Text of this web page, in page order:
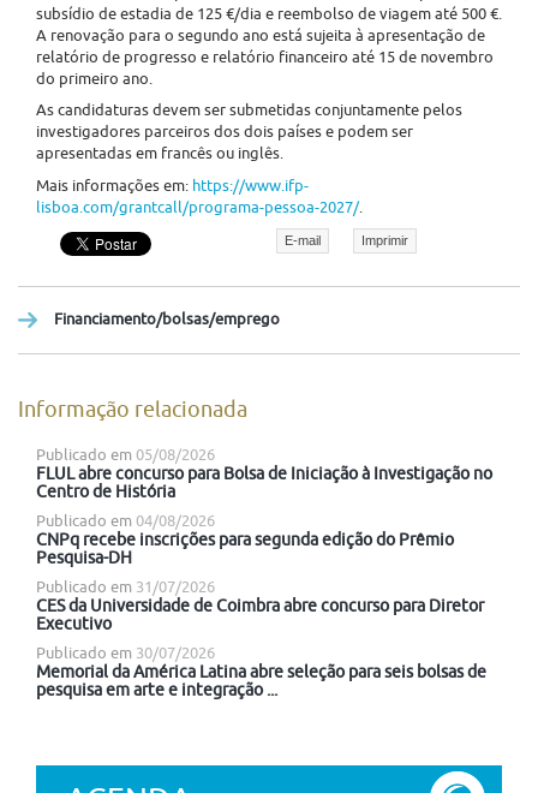
subsídio de estadia de 125 €/dia e reembolso de viagem até 500 €.
A renovação para o segundo ano está sujeita à apresentação de
relatório de progresso e relatório financeiro até 15 de novembro
do primeiro ano.
As candidaturas devem ser submetidas conjuntamente pelos
investigadores parceiros dos dois países e podem ser
apresentadas em francês ou inglês.
Mais informações em: https://www.ifp-
lisboa.com/grantcall/programa-pessoa-2027/.
E-mail Imprimir
Financiamento/bolsas/emprego
Informação relacionada
Publicado em 05/08/2026
FLUL abre concurso para Bolsa de Iniciação à Investigação no
Centro de História
Publicado em 04/08/2026
CNPq recebe inscrições para segunda edição do Prêmio
Pesquisa-DH
Publicado em 31/07/2026
CES da Universidade de Coimbra abre concurso para Diretor
Executivo
Publicado em 30/07/2026
Memorial da América Latina abre seleção para seis bolsas de
pesquisa em arte e integração ...